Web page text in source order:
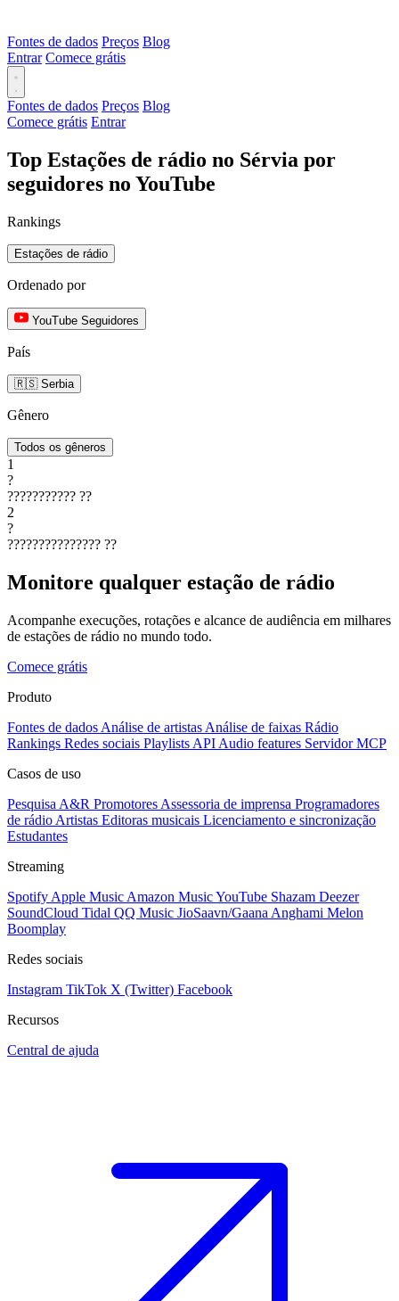
Fontes de dados Preços Blog
Entrar Comece grátis
Fontes de dados Preços Blog
Comece grátis Entrar
Top Estações de rádio no Sérvia por
seguidores no YouTube
Rankings
Estações de rádio
Ordenado por
YouTube Seguidores
País
🇷🇸 Serbia
Gênero
Todos os gêneros
1
?
??????????? ??
2
?
??????????????? ??
Monitore qualquer estação de rádio
Acompanhe execuções, rotações e alcance de audiência em milhares
de estações de rádio no mundo todo.
Comece grátis
Produto
Fontes de dados Análise de artistas Análise de faixas Rádio
Rankings Redes sociais Playlists API Audio features Servidor MCP
Casos de uso
Pesquisa A&R Promotores Assessoria de imprensa Programadores
de rádio Artistas Editoras musicais Licenciamento e sincronização
Estudantes
Streaming
Spotify Apple Music Amazon MusicYouTube Shazam Deezer
SoundCloud Tidal QQ Music JioSaavn/Gaana Anghami Melon
Boomplay
Redes sociais
Instagram TikTok X (Twitter) Facebook
Recursos
Central de ajuda